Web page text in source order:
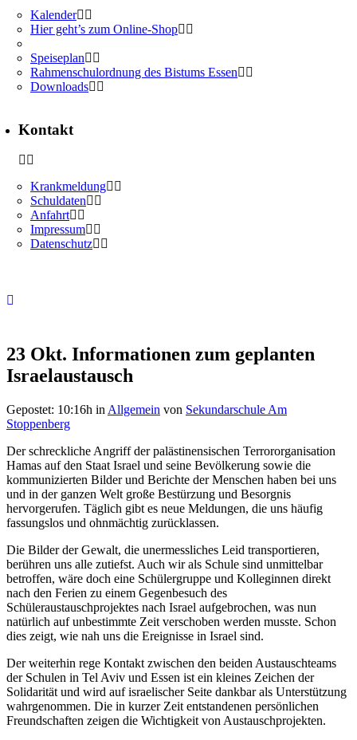
Kalender
Hier geht’s zum Online-Shop
Speiseplan
Rahmenschulordnung des Bistums Essen
Downloads
Kontakt
Krankmeldung
Schuldaten
Anfahrt
Impressum
Datenschutz
23 Okt. Informationen zum geplanten
Israelaustausch
Gepostet: 10:16h in Allgemein von Sekundarschule Am
Stoppenberg
Der schreckliche Angriff der palästinensischen Terrororganisation
Hamas auf den Staat Israel und seine Bevölkerung sowie die
kommunizierten Bilder und Berichte der Menschen haben bei uns
und in der ganzen Welt große Bestürzung und Besorgnis
hervorgerufen. Täglich gibt es neue Meldungen, die uns häufig
fassungslos und ohnmächtig zurücklassen.
Die Bilder der Gewalt, die unermessliches Leid transportieren,
berühren uns alle zutiefst. Auch wir als Schule sind unmittelbar
betroffen, wäre doch eine Schülergruppe und Kolleginnen direkt
nach den Ferien zu einem Gegenbesuch des
Schüleraustauschprojektes nach Israel aufgebrochen, was nun
natürlich auf unbestimmte Zeit verschoben werden musste. Schon
dies zeigt, wie nah uns die Ereignisse in Israel sind.
Der weiterhin rege Kontakt zwischen den beiden Austauschteams
der Schulen in Tel Aviv und Essen ist ein kleines Zeichen der
Solidarität und wird auf israelischer Seite dankbar als Unterstützung
wahrgenommen. Die in kurzer Zeit entstandenen persönlichen
Freundschaften zeigen die Wichtigkeit von Austauschprojekten.